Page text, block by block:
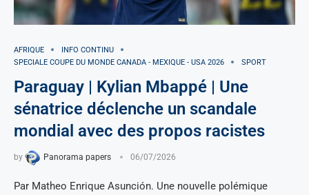
AFRIQUE
INFO CONTINU
SPECIALE COUPE DU MONDE CANADA - MEXIQUE - USA 2026
SPORT
Paraguay | Kylian Mbappé | Une
sénatrice déclenche un scandale
mondial avec des propos racistes
by Panorama papers 06/07/2026
Par Matheo Enrique Asunción. Une nouvelle polémique